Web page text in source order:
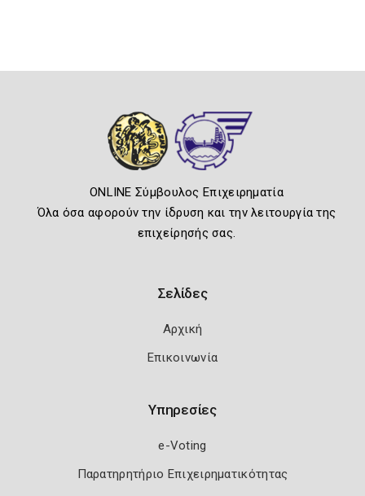
ONLINE Σύμβουλος Επιχειρηματία
Όλα όσα αφορούν την ίδρυση και την λειτουργία της
επιχείρησής σας.
Σελίδες
Αρχική
Επικοινωνία
Υπηρεσίες
e-Voting
Παρατηρητήριο Επιχειρηματικότητας